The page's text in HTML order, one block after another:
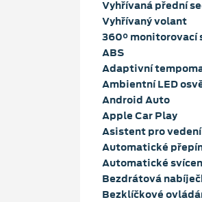
Vyhřívaná přední
Vyhřívaný volant
360° monitorovací
ABS
Adaptivní
Ambientní LED
Android Auto
Apple Car Play
Asistent pro
Automatické
Automatické
Bezdrátová
Bezklíčkové